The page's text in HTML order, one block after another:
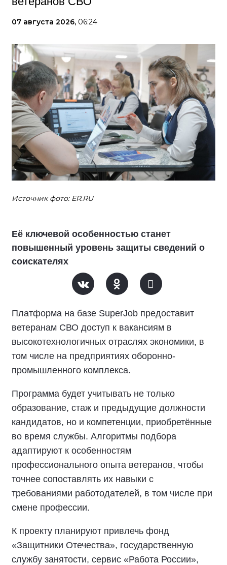
07 августа 2026, 06:24
Источник фото: ER.RU
Её ключевой особенностью станет
повышенный уровень защиты сведений о
соискателях
Платформа на базе SuperJob предоставит
ветеранам СВО доступ к вакансиям в
высокотехнологичных отраслях экономики, в
том числе на предприятиях оборонно-
промышленного комплекса.
Программа будет учитывать не только
образование, стаж и предыдущие должности
кандидатов, но и компетенции, приобретённые
во время службы. Алгоритмы подбора
адаптируют к особенностям
профессионального опыта ветеранов, чтобы
точнее сопоставлять их навыки с
требованиями работодателей, в том числе при
смене профессии.
К проекту планируют привлечь фонд
«Защитники Отечества», государственную
службу занятости, сервис «Работа России»,